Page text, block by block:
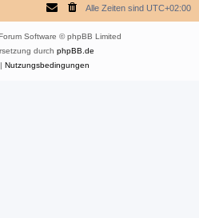
Alle Zeiten sind UTC+02:00
Software © phpBB Limited
durch phpBB.de
Nutzungsbedingungen